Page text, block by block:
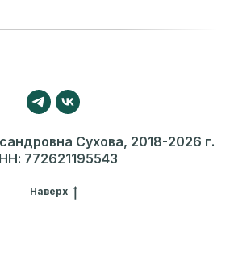
Сухова, 2018-2026 г.
772621195543
Наверх